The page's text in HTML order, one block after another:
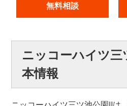
無料相談
ニッコーハイツ三
本情報